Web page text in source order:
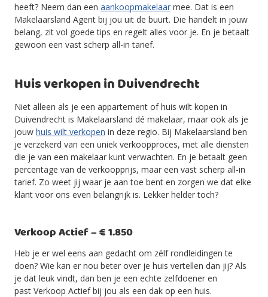
heeft? Neem dan een aankoopmakelaar mee. Dat is een
Makelaarsland Agent bij jou uit de buurt. Die handelt in jouw
belang, zit vol goede tips en regelt alles voor je. En je betaalt
gewoon een vast scherp all-in tarief.
Huis verkopen in Duivendrecht
Niet alleen als je een appartement of huis wilt kopen in
Duivendrecht is Makelaarsland dé makelaar, maar ook als je
jouw huis wilt verkopen in deze regio. Bij Makelaarsland ben
je verzekerd van een uniek verkoopproces, met alle diensten
die je van een makelaar kunt verwachten. En je betaalt geen
percentage van de verkoopprijs, maar een vast scherp all-in
tarief. Zo weet jij waar je aan toe bent en zorgen we dat elke
klant voor ons even belangrijk is. Lekker helder toch?
Verkoop Actief – € 1.850
Heb je er wel eens aan gedacht om zélf rondleidingen te
doen? Wie kan er nou beter over je huis vertellen dan jij? Als
je dat leuk vindt, dan ben je een echte zelfdoener en
past Verkoop Actief bij jou als een dak op een huis.